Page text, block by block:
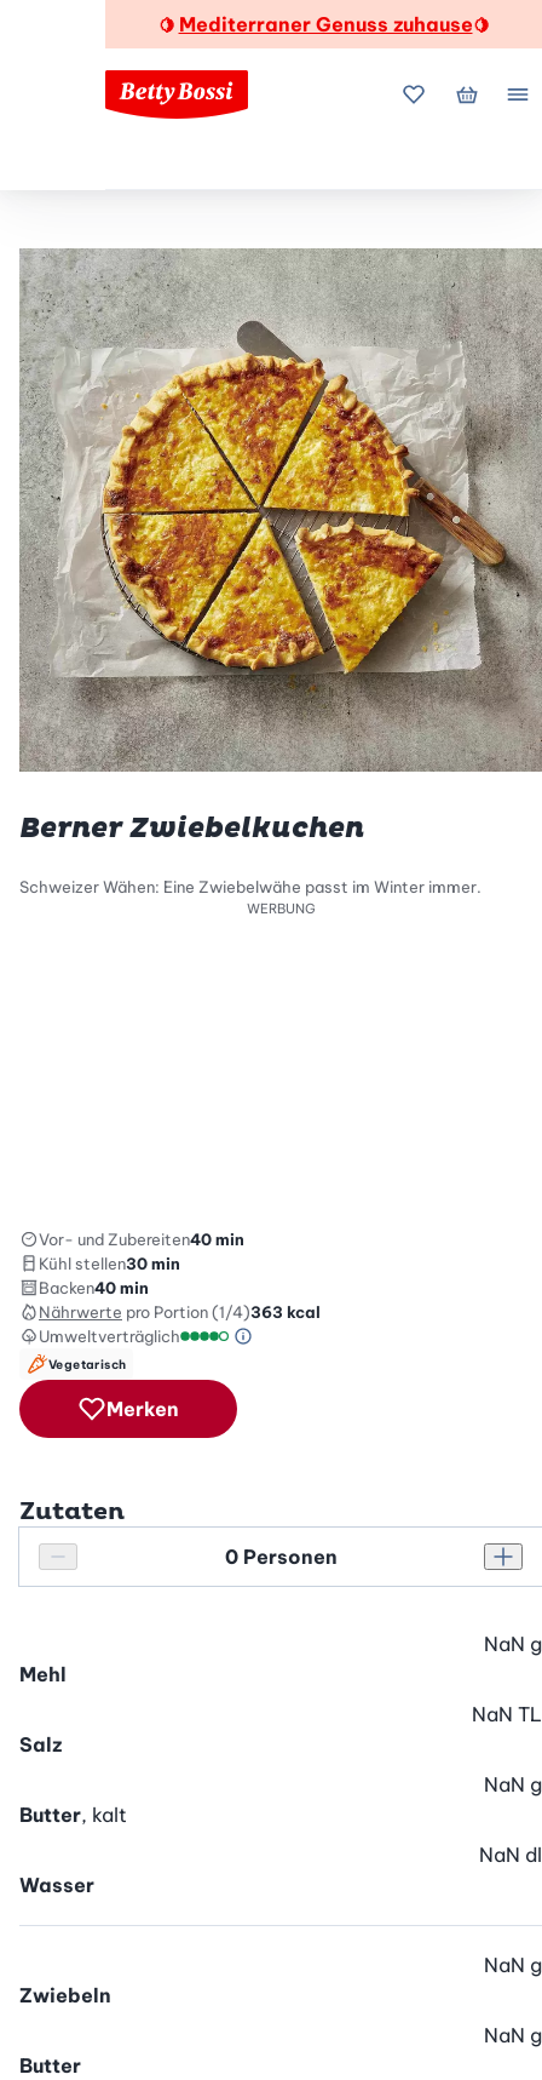
🍋 Mediterraner Genuss zuhause🍋
MeineMein
Berner Zwiebelkuchen
Schweizer Wähen: Eine Zwiebelwähe passt im Winter immer.
WERBUNG
Vor- und Zubereiten40 min
Kühl stellen30 min
Backen40 min
Nährwerte pro Portion (1/4)363 kcal
Umweltverträglich
Green Betty Skala Info
Vegetarisch
Merken
Zutaten
Personenanzahl verringern
Personenanzahl
Mehl
NaN g
Salz
NaN TL
Butter, kalt
NaN g
Wasser
NaN dl
Zwiebeln
NaN g
Butter
NaN g